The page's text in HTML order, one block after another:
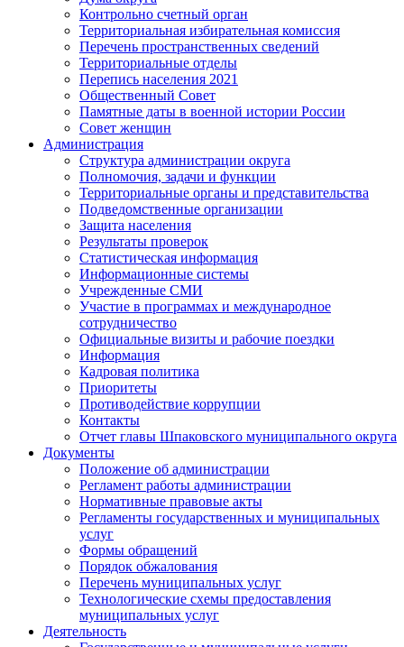
Контрольно счетный орган
Территориальная избирательная комиссия
Перечень пространственных сведений
Территориальные отделы
Перепись населения 2021
Общественный Совет
Памятные даты в военной истории России
Совет женщин
Администрация
Структура администрации округа
Полномочия, задачи и функции
Территориальные органы и представительства
Подведомственные организации
Защита населения
Результаты проверок
Статистическая информация
Информационные системы
Учрежденные СМИ
Участие в программах и международное
сотрудничество
Официальные визиты и рабочие поездки
Информация
Кадровая политика
Приоритеты
Противодействие коррупции
Контакты
Отчет главы Шпаковского муниципального округа
Документы
Положение об администрации
Регламент работы администрации
Нормативные правовые акты
Регламенты государственных и муниципальных
услуг
Формы обращений
Порядок обжалования
Перечень муниципальных услуг
Технологические схемы предоставления
муниципальных услуг
Деятельность